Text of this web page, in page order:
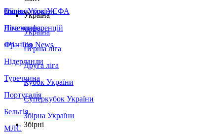
Збірна України
Італія
Німеччина
Франція
Нідерланди
Туреччина
Португалія
Бельгія
МЛС
Суперкубок УЄФА
Ліга конференцій
ЛЧ - Top News
Україна
Україна
Перша ліга
Друга ліга
Кубок України
Суперкубок України
Збірна України
Збірні